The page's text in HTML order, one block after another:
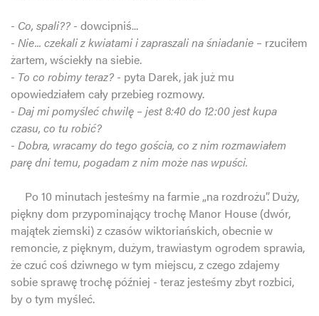
- Co, spali?? - dowcipniś...
- Nie... czekali z kwiatami i zapraszali na śniadanie – rzuciłem
żartem, wściekły na siebie.
- To co robimy teraz? - pyta Darek, jak już mu
opowiedziałem cały przebieg rozmowy.
- Daj mi pomyśleć chwilę – jest 8:40 do 12:00 jest kupa
czasu, co tu robić?
- Dobra, wracamy do tego gościa, co z nim rozmawiałem
parę dni temu, pogadam z nim może nas wpuści.
Po 10 minutach jesteśmy na farmie „na rozdrożu”. Duży,
piękny dom przypominający trochę Manor House (dwór,
majątek ziemski) z czasów wiktoriańskich, obecnie w
remoncie, z pięknym, dużym, trawiastym ogrodem sprawia,
że czuć coś dziwnego w tym miejscu, z czego zdajemy
sobie sprawę trochę później - teraz jesteśmy zbyt rozbici,
by o tym myśleć.